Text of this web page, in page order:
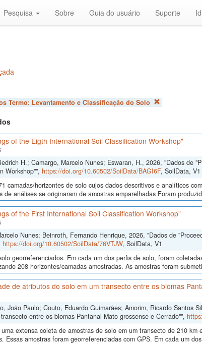
Pesquisa Sobre Guia do usuário Suporte
Termo: Levantamento e Classificação do Solo
of the Eigth International Soil Classification Workshop"
H.; Camargo, Marcelo Nunes; Eswaran, H., 2026, "Dados de
Workshop"", https://doi.org/10.60502/SoilData/BAGI6F, SoilData, V1
camadas/horizontes de solo cujos dados descritivos e analíticos
de análises se originaram de amostras emparelhadas Foram
of the First International Soil Classification Workshop"
Nunes; Beinroth, Fernando Henrique, 2026, "Dados de
https://doi.org/10.60502/SoilData/76VTJW, SoilData, V1
georreferenciados. Em cada um dos perfis de solo, foram
208 horizontes/camadas amostradas. As amostras foram
de atributos do solo em um transecto entre os biomas
João Paulo; Couto, Eduardo Guimarães; Amorim, Ricardo Santos
entre os biomas Pantanal Mato-grossense e Cerrado"",
extensa coleta de amostras de solo em um transecto de 210
Essas amostras foram georreferenciadas com GPS. Em cada um